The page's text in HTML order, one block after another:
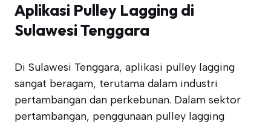
Aplikasi Pulley Lagging di
Sulawesi Tenggara
Di Sulawesi Tenggara, aplikasi pulley lagging
sangat beragam, terutama dalam industri
pertambangan dan perkebunan. Dalam sektor
pertambangan, penggunaan pulley lagging